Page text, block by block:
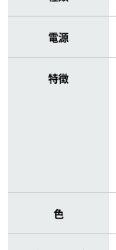
電源
特徴
色